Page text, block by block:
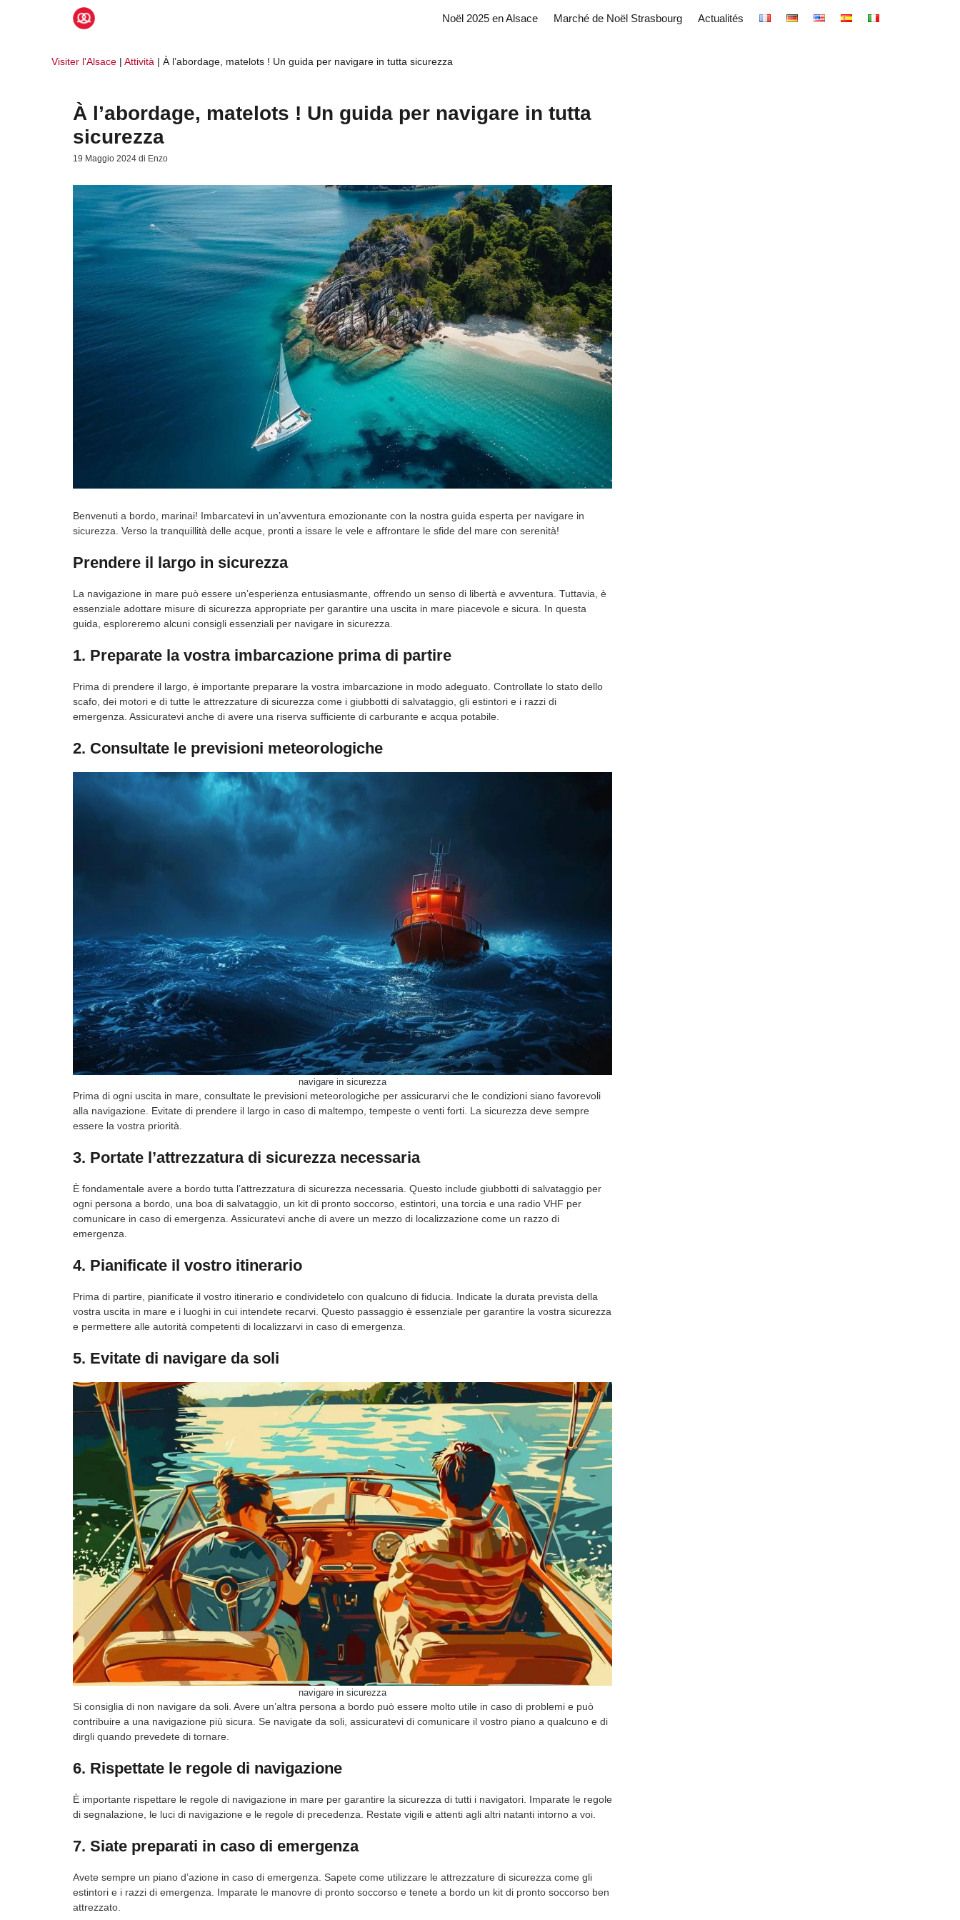
Noël 2025 en Alsace Marché de Noël Strasbourg Actualités
Visiter l'Alsace | Attività | À l’abordage, matelots ! Un guida per navigare in tutta sicurezza
À l’abordage, matelots ! Un guida per navigare in tutta
sicurezza
19 Maggio 2024 di Enzo
Benvenuti a bordo, marinai! Imbarcatevi in un’avventura emozionante con la nostra guida esperta per navigare in
sicurezza. Verso la tranquillità delle acque, pronti a issare le vele e affrontare le sfide del mare con serenità!
Prendere il largo in sicurezza
La navigazione in mare può essere un’esperienza entusiasmante, offrendo un senso di libertà e avventura. Tuttavia, è
essenziale adottare misure di sicurezza appropriate per garantire una uscita in mare piacevole e sicura. In questa
guida, esploreremo alcuni consigli essenziali per navigare in sicurezza.
1. Preparate la vostra imbarcazione prima di partire
Prima di prendere il largo, è importante preparare la vostra imbarcazione in modo adeguato. Controllate lo stato dello
scafo, dei motori e di tutte le attrezzature di sicurezza come i giubbotti di salvataggio, gli estintori e i razzi di
emergenza. Assicuratevi anche di avere una riserva sufficiente di carburante e acqua potabile.
2. Consultate le previsioni meteorologiche
navigare in sicurezza
Prima di ogni uscita in mare, consultate le previsioni meteorologiche per assicurarvi che le condizioni siano favorevoli
alla navigazione. Evitate di prendere il largo in caso di maltempo, tempeste o venti forti. La sicurezza deve sempre
essere la vostra priorità.
3. Portate l’attrezzatura di sicurezza necessaria
È fondamentale avere a bordo tutta l’attrezzatura di sicurezza necessaria. Questo include giubbotti di salvataggio per
ogni persona a bordo, una boa di salvataggio, un kit di pronto soccorso, estintori, una torcia e una radio VHF per
comunicare in caso di emergenza. Assicuratevi anche di avere un mezzo di localizzazione come un razzo di
emergenza.
4. Pianificate il vostro itinerario
Prima di partire, pianificate il vostro itinerario e condividetelo con qualcuno di fiducia. Indicate la durata prevista della
vostra uscita in mare e i luoghi in cui intendete recarvi. Questo passaggio è essenziale per garantire la vostra sicurezza
e permettere alle autorità competenti di localizzarvi in caso di emergenza.
5. Evitate di navigare da soli
navigare in sicurezza
Si consiglia di non navigare da soli. Avere un’altra persona a bordo può essere molto utile in caso di problemi e può
contribuire a una navigazione più sicura. Se navigate da soli, assicuratevi di comunicare il vostro piano a qualcuno e di
dirgli quando prevedete di tornare.
6. Rispettate le regole di navigazione
È importante rispettare le regole di navigazione in mare per garantire la sicurezza di tutti i navigatori. Imparate le regole
di segnalazione, le luci di navigazione e le regole di precedenza. Restate vigili e attenti agli altri natanti intorno a voi.
7. Siate preparati in caso di emergenza
Avete sempre un piano d’azione in caso di emergenza. Sapete come utilizzare le attrezzature di sicurezza come gli
estintori e i razzi di emergenza. Imparate le manovre di pronto soccorso e tenete a bordo un kit di pronto soccorso ben
attrezzato.